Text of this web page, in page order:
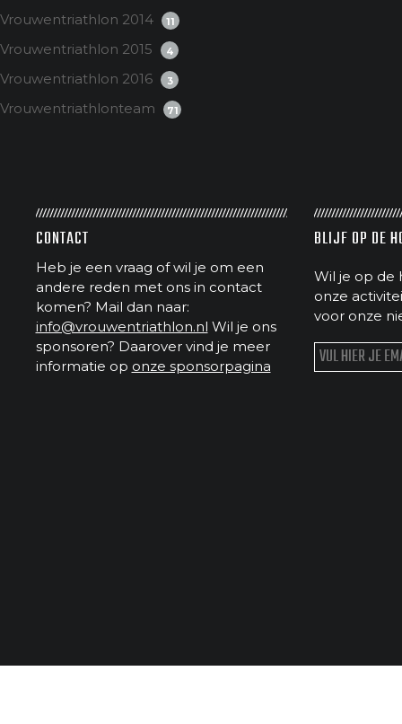
Vrouwentriathlon 2014 11
Vrouwentriathlon 2015 4
Vrouwentriathlon 2016 3
Vrouwentriathlonteam 71
CONTACT
Heb je een vraag of wil je om een
andere reden met ons in contact
komen? Mail dan naar:
info@vrouwentriathlon.nl Wil je ons
sponsoren? Daarover vind je meer
informatie op onze sponsorpagina
BLIJF OP DE
Wil je op de
onze
voor onze